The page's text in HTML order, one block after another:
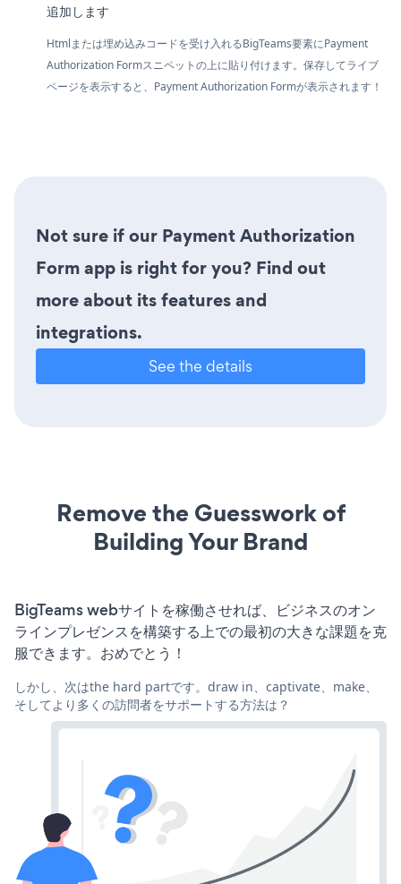
追加します
Htmlまたは埋め込みコードを受け入れるBigTeams要素にPayment
Authorization Formスニペットの上に貼り付けます。保存してライブ
ページを表示すると、Payment Authorization Formが表示されます！
Not sure if our Payment Authorization
Form app is right for you? Find out
more about its features and
integrations.
See the details
Remove the Guesswork of
Building Your Brand
BigTeams webサイトを稼働させれば、ビジネスのオン
ラインプレゼンスを構築する上での最初の大きな課題を克
服できます。おめでとう！
しかし、次はthe hard partです。draw in、captivate、make、
そしてより多くの訪問者をサポートする方法は？